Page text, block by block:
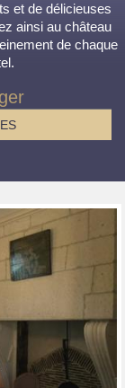
et de délicieuses
ainsi au château
de chaque